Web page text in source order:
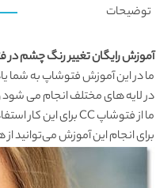
توضیحات
آموزش رایگان تغییر رنگ چشم در
ما در اینآموزش فتوشاپبه شما
در لایه های مختلف انجام می شود
ما از فتوشاپ CC برای این کار استفاده می‌کنیم اما می‌توانید تمامی مراحل تغییر رنگ چشم را در فتوشاپ CS6 هم دنبال کنید.
برای انجام این آموزش می‌توانید